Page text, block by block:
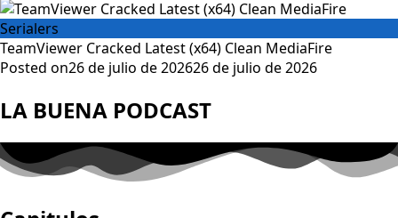
Serialers
TeamViewer Cracked Latest (x64) Clean MediaFire
Posted on26 de julio de 202626 de julio de 2026
LA BUENA PODCAST